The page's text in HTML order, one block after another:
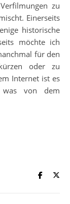
zu
Einerseits
historische
möchte ich
für den
oder zu
Internet ist es
was von dem